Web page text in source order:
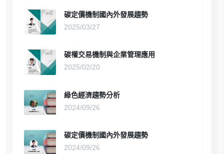
碳定價機制國內外發展趨勢
2025/03/27
碳權交易機制與企業管理應用
2025/02/20
綠色經濟趨勢分析
2024/09/26
碳定價機制國內外發展趨勢
2024/09/26